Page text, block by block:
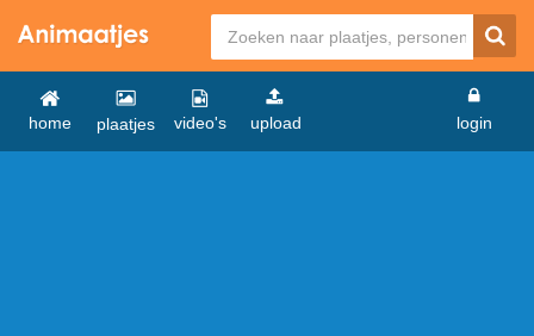
home plaatjes video's upload login